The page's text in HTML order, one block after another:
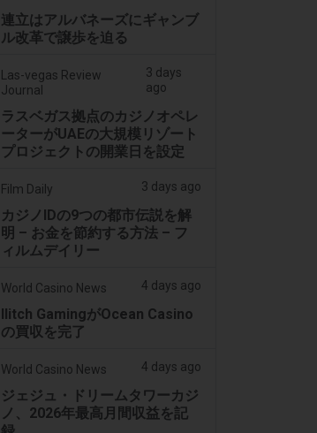
連立はアルバネーズにギャンブ
ル改革で譲歩を迫る
Las-vegas Review
Journal
3 days
ago
ラスベガス拠点のカジノオペレ
ーターがUAEの大規模リゾート
プロジェクトの開業日を設定
Film Daily 3 days ago
カジノIDの9つの都市伝説を解
明 – お金を節約する方法 – フ
ィルムデイリー
World Casino News 4 days ago
Ilitch GamingがOcean Casino
の買収を完了
World Casino News 4 days ago
ジェジュ・ドリームタワーカジ
ノ、2026年最高月間収益を記